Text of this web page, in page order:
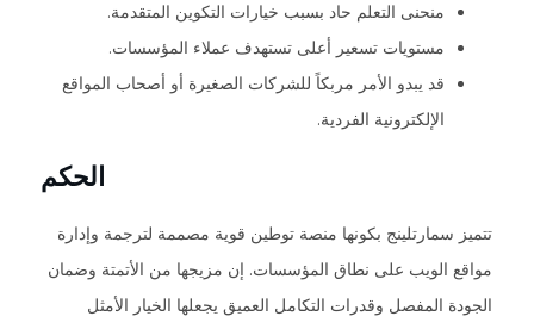
منحنى التعلم حاد بسبب خيارات التكوين المتقدمة.
مستويات تسعير أعلى تستهدف عملاء المؤسسات.
قد يبدو الأمر مربكاً للشركات الصغيرة أو أصحاب المواقع
الإلكترونية الفردية.
الحكم
تتميز سمارتلينج بكونها منصة توطين قوية مصممة لترجمة وإدارة
مواقع الويب على نطاق المؤسسات. إن مزيجها من الأتمتة وضمان
الجودة المفصل وقدرات التكامل العميق يجعلها الخيار الأمثل